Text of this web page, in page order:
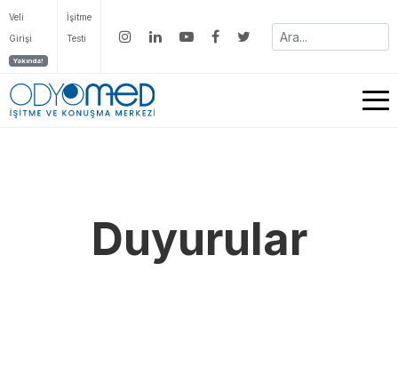
Veli
Girişi
Yakında!
İşitme
Testi
Duyurular